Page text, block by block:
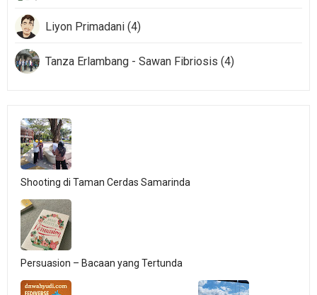
Liyon Primadani (4)
Tanza Erlambang - Sawan Fibriosis (4)
Shooting di Taman Cerdas Samarinda
Persuasion – Bacaan yang Tertunda